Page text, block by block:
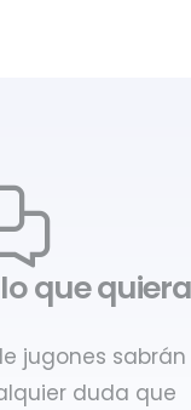
que
jugones sabrán
duda que